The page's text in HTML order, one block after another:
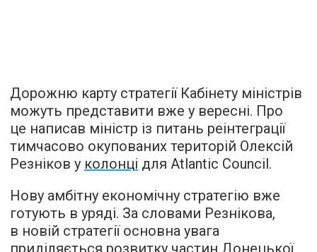
Дорожню карту стратегії Кабінету міністрів
можуть представити вже у вересні. Про
це написав міністр із питань реінтеграції
тимчасово окупованих територій Олексій
Резніков у колонці для Atlantic Council.
Нову амбітну економічну стратегію вже
готують в уряді. За словами Резнікова,
в новій стратегії основна увага
приділяється розвитку частин Донецької